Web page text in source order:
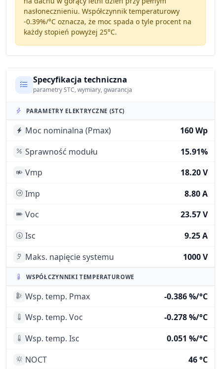
nasłonecznieniu. Współczynnik temperaturowy
-0.39%/°Coznacza, że moc spada o tyle procent na
każdy stopień powyżej 25°C.
Specyfikacja techniczna
parametry STC, wymiary, gwarancja
PARAMETRY ELEKTRYCZNE (STC)
Moc nominalna (Pmax)
160 Wp
Sprawność modułu
15.91%
Vmp
18.20 V
Imp
8.80 A
Voc
23.57 V
Isc
9.25 A
Maks. napięcie systemu
1000 V
WSPÓŁCZYNNIKI TEMPERATUROWE
Wsp. temp. Pmax
-0.386 %/°C
Wsp. temp. Voc
-0.278 %/°C
Wsp. temp. Isc
0.051 %/°C
NOCT
46 °C